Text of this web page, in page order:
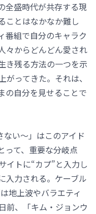
全盛時代が共存する現
ことはなかなか難し
番組で自分のキャラク
々からどんどん愛され
き残る方法の一つを示
ってきた。それは、
の自分を見せることで
い～」はこのアイド
って、重要な分岐点
イトに“カプ”と入力し
入力される。ケーブル
地上波やバラエティ
前、「キム・ジョンウ